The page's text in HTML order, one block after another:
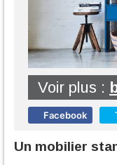
Voir plus :
Facebook
Un mobilier